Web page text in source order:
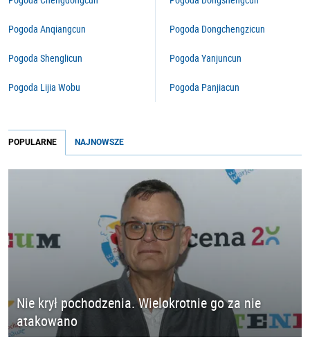
Pogoda Anqiangcun
Pogoda Shenglicun
Pogoda Lijia Wobu
Pogoda Dongchengzicun
Pogoda Yanjuncun
Pogoda Panjiacun
POPULARNE NAJNOWSZE
Nie krył pochodzenia. Wielokrotnie go za nie
atakowano